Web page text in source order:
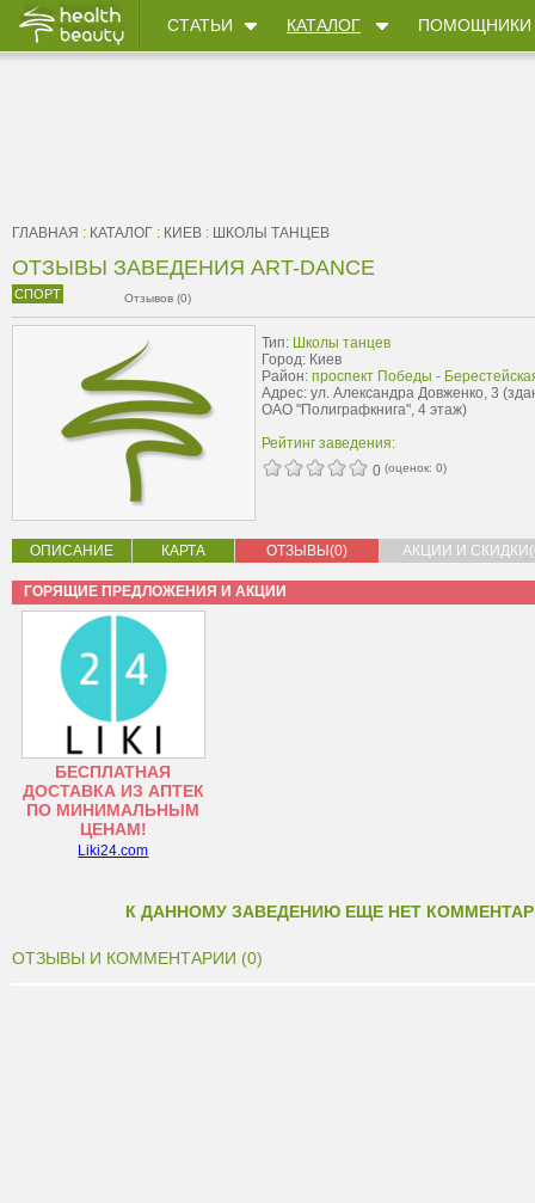
СТАТЬИ КАТАЛОГ ПОМОЩНИКИ
ГЛАВНАЯ : КАТАЛОГ : КИЕВ : ШКОЛЫ ТАНЦЕВ
ОТЗЫВЫ ЗАВЕДЕНИЯ ART-DANCE
СПОРТ Отзывов (0)
Тип: Школы танцев
Город: Киев
Район: проспект Победы -
Адрес: ул. Александра Довженко, 3
ОАО "Полиграфкнига", 4 этаж)
Рейтинг заведения:
0 (оценок: 0)
ОПИСАНИЕ КАРТА ОТЗЫВЫ(0) АКЦИИ И
ГОРЯЩИЕ ПРЕДЛОЖЕНИЯ И АКЦИИ
БЕСПЛАТНАЯ
ДОСТАВКА ИЗ АПТЕК
ПО МИНИМАЛЬНЫМ
ЦЕНАМ!
Liki24.com
К ДАННОМУ ЗАВЕДЕНИЮ ЕЩЕ НЕТ
ОТЗЫВЫ И КОММЕНТАРИИ (0)